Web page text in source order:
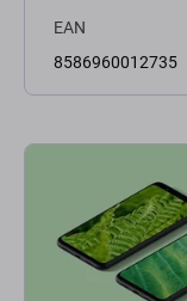
EAN
8586960012735